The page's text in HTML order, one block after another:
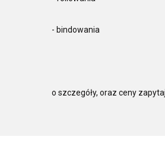
- bindowania
o szczegóły, oraz ceny